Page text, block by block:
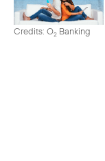
Credits: O2 Banking